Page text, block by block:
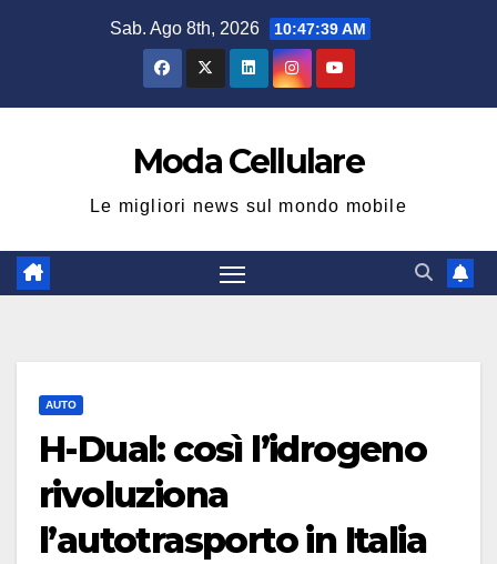
Sab. Ago 8th, 2026 10:47:40 AM
Moda Cellulare
Le migliori news sul mondo mobile
AUTO
H-Dual: così l’idrogeno
rivoluziona
l’autotrasporto in Italia